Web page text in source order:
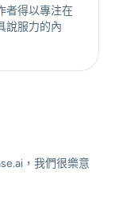
者得以專注在
說服力的內
，我們很樂意